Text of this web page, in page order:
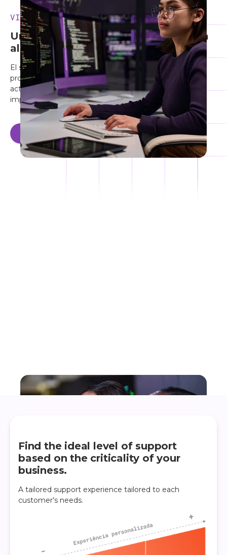
VISIÓN ESTRATÉGICA
Una colaboración proactiva dedicada
al éxito de su negocio
El soporte de Sensedia va más allá de la gestión de
problemas operativos críticos, ya que identifica y aplica
activamente mejoras técnicas y empresariales para
impulsar un crecimiento continuo.
Contactar con Sensedia
Find the ideal level of support
based on the criticality of your
business.
A tailored support experience tailored to each
customer's needs.